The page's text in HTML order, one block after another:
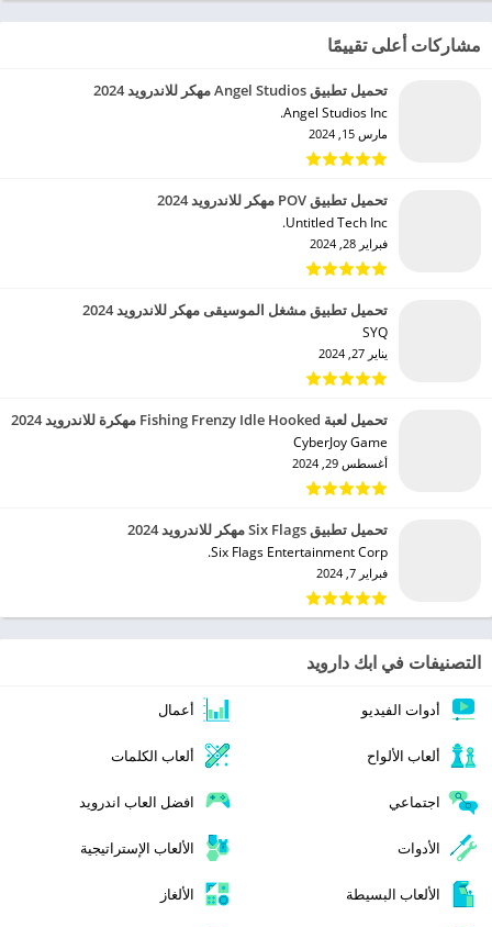
مشاركات أعلى تقييمًا
تحميل تطبيق Angel Studios مهكر للاندرويد 2024
Angel Studios Inc.‏
مارس 15, 2024
تحميل تطبيق POV مهكر للاندرويد 2024
Untitled Tech Inc.‏
فبراير 28, 2024
تحميل تطبيق مشغل الموسيقى مهكر للاندرويد 2024
SYQ‏
يناير 27, 2024
تحميل لعبة Fishing Frenzy Idle Hooked مهكرة للاندرويد 2024
CyberJoy Game‏
أغسطس 29, 2024
تحميل تطبيق Six Flags مهكر للاندرويد 2024
Six Flags Entertainment Corp.‏
فبراير 7, 2024
التصنيفات في ابك دارويد
أدوات الفيديو أعمال
ألعاب الألواح ألعاب الكلمات
اجتماعي افضل العاب اندرويد
الأدوات الألعاب الإستراتيجية
الألعاب البسيطة الألغاز